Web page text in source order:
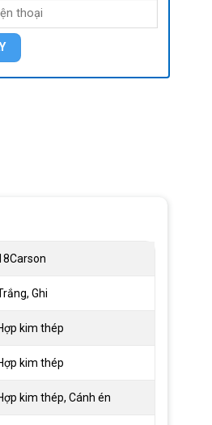
Ghi
kim thép
kim thép
kim thép, Cánh én